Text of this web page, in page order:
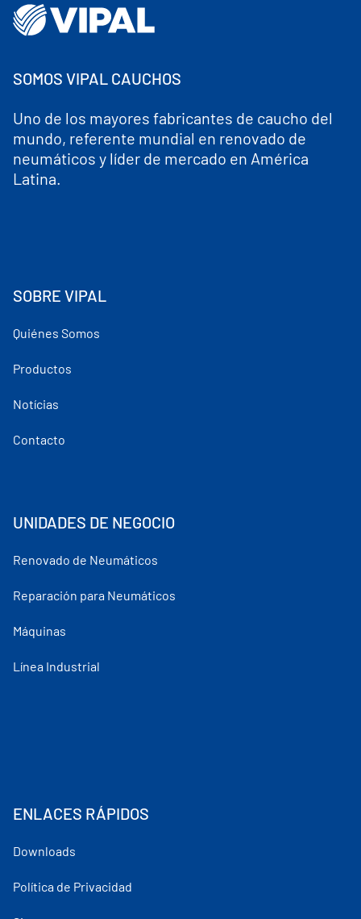
SOMOS VIPAL CAUCHOS
Uno de los mayores fabricantes de caucho del
mundo, referente mundial en renovado de
neumáticos y líder de mercado en América
Latina.
SOBRE VIPAL
Quiénes Somos
Productos
Notícias
Contacto
UNIDADES DE NEGOCIO
Renovado de Neumáticos
Reparación para Neumáticos
Máquinas
Línea Industrial
ENLACES RÁPIDOS
Downloads
Política de Privacidad